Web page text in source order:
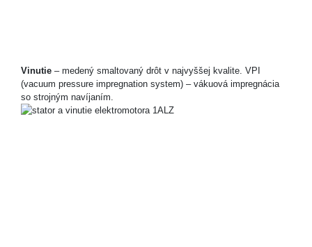
Vinutie – medený smaltovaný drôt v najvyššej kvalite. VPI
(vacuum pressure impregnation system) – vákuová impregnácia
so strojným navíjaním.